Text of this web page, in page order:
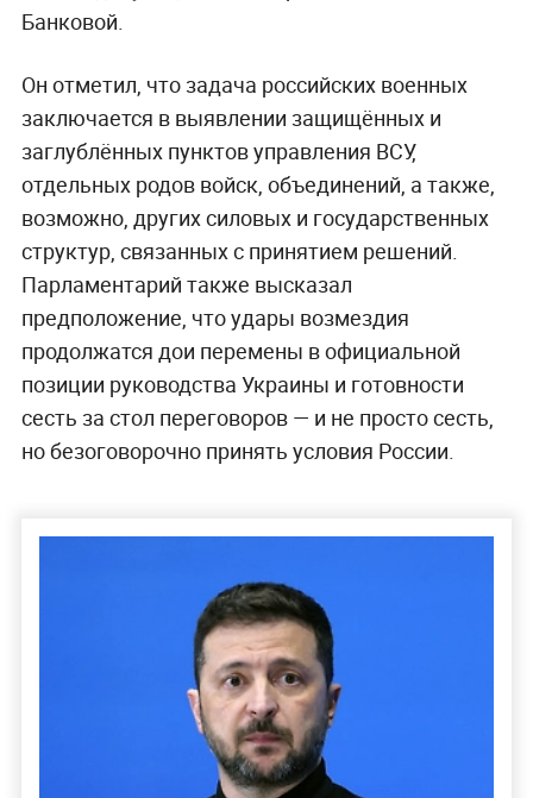
Банковой.
Он отметил, что задача российских военных
заключается в выявлении защищённых и
заглублённых пунктов управления ВСУ,
отдельных родов войск, объединений, а также,
возможно, других силовых и государственных
структур, связанных с принятием решений.
Парламентарий также высказал
предположение, что удары возмездия
продолжатся дои перемены в официальной
позиции руководства Украины и готовности
сесть за стол переговоров — и не просто сесть,
но безоговорочно принять условия России.